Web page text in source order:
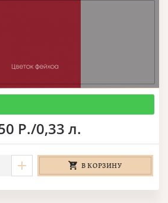
Р./0,33 л.
В КОРЗИНУ